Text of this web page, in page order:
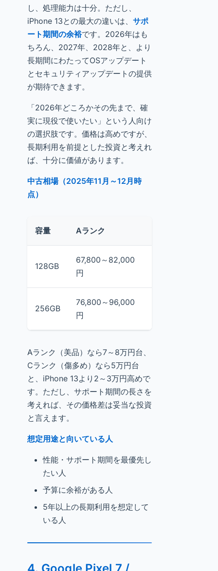
し、処理能力は十分。ただし、
iPhone 13との最大の違いは、 サポ
ート期間の余裕です。2026年はも
ちろん、2027年、2028年と、より
長期間にわたってOSアップデート
とセキュリティアップデートの提供
が期待できます。
「2026年どころかその先まで、確
実に現役で使いたい」という人向け
の選択肢です。価格は高めですが、
長期利用を前提とした投資と考えれ
ば、十分に価値があります。
中古相場（2025年11月～12月時
点）
容量 Aランク
128GB
67,800～82,000
円
256GB
76,800～96,000
円
Aランク（美品）なら7～8万円台、
Cランク（傷多め）なら5万円台
と、iPhone 13より2～3万円高めで
す。ただし、サポート期間の長さを
考えれば、その価格差は妥当な投資
と言えます。
想定用途と向いている人
性能・サポート期間を最優先し
たい人
予算に余裕がある人
5年以上の長期利用を想定して
いる人